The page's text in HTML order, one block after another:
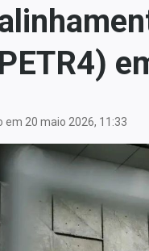
em 20 maio 2026, 11:33